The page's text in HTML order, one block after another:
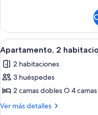
2
habitaciones
Abrir
todas
las
fotos
de
Apartamento,
14
Apartamento, 2
2 habitaciones
3 huéspedes
2 camas dobles O 4
Ver más detalles
Más